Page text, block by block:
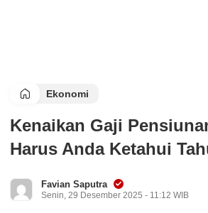
Ekonomi
Kenaikan Gaji
Harus Anda Ketahui
Favian Saputra
Senin, 29 Desember 2025 - 11:12 WIB